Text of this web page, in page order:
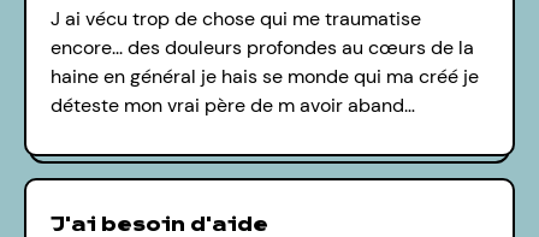
J ai vécu trop de chose qui me traumatise
encore... des douleurs profondes au cœurs de la
haine en général je hais se monde qui ma créé je
déteste mon vrai père de m avoir aband…
J'ai besoin d'aide